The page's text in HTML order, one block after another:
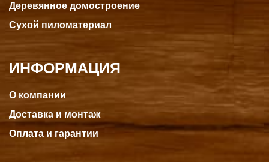
Деревянное домостроение
Сухой пиломатериал
ИНФОРМАЦИЯ
О компании
Доставка и монтаж
Оплата и гарантии